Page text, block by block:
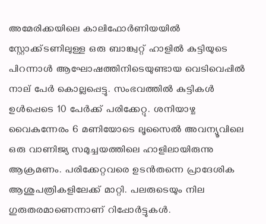
അമേരിക്കയിലെ കാലിഫോർണിയയിൽ
സ്റ്റോക്ക്‌ടണിലുള്ള ഒരു ബാങ്ക്വറ്റ് ഹാളിൽ കുട്ടിയുടെ
പിറന്നാൾ ആഘോഷത്തിനിടെയുണ്ടായ വെടിവെപ്പിൽ
നാല് പേർ കൊല്ലപ്പെട്ടു. സംഭവത്തിൽ കുട്ടികൾ
ഉൾപ്പെടെ 10 പേർക്ക് പരിക്കേറ്റു. ശനിയാഴ്ച
വൈകുന്നേരം 6 മണിയോടെ ലൂസൈൽ അവന്യൂവിലെ
ഒരു വാണിജ്യ സമുച്ചയത്തിലെ ഹാളിലായിരുന്നു
ആക്രമണം. പരിക്കേറ്റവരെ ഉടൻതന്നെ പ്രാദേശിക
ആശുപത്രികളിലേക്ക് മാറ്റി. പലരുടെയും നില
ഗുരുതരമാണെന്നാണ് റിപ്പോർട്ടുകൾ.